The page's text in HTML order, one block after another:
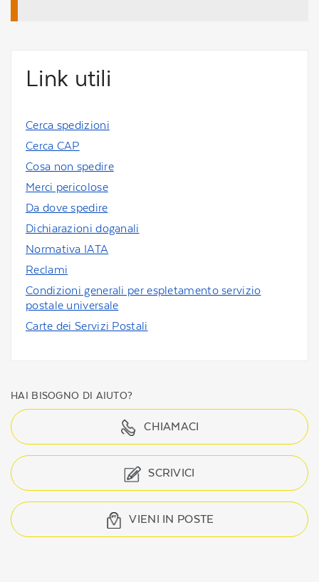
Link utili
Cerca spedizioni
Cerca CAP
Cosa non spedire
Merci pericolose
Da dove spedire
Dichiarazioni doganali
Normativa IATA
Reclami
Condizioni generali per espletamento servizio
postale universale
Carte dei Servizi Postali
HAI BISOGNO DI AIUTO?
CHIAMACI
SCRIVICI
VIENI IN POSTE